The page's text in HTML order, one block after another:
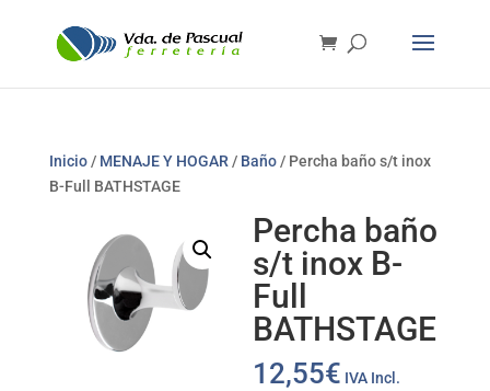
Inicio/ MENAJE Y HOGAR / Baño/ Percha baño s/t inox
B-Full BATHSTAGE
Percha baño
s/t inox B-
Full
BATHSTAGE
12,55€ IVA Incl.